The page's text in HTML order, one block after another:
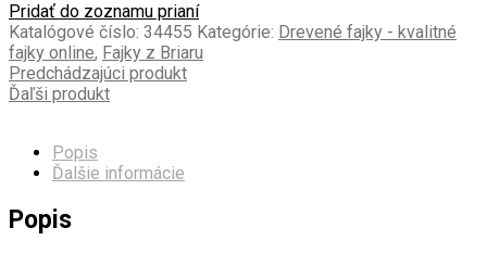
Pridať do zoznamu prianí
Katalógové číslo: 34455 Kategórie: Drevené fajky - kvalitné
fajky online, Fajky z Briaru
Predchádzajúci produkt
Ďaľši produkt
Popis
Ďalšie informácie
Popis